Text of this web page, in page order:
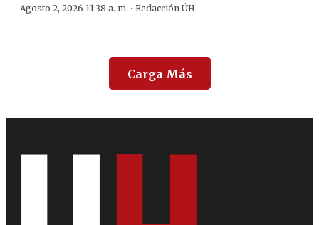
Agosto 2, 2026 11:38 a. m. · Redacción ÚH
Carga Más